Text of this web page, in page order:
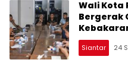
Wali Kota
Bergerak
Siantar 24